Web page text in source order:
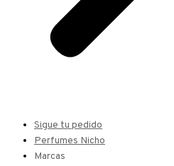
Sigue tu pedido
Perfumes Nicho
Marcas